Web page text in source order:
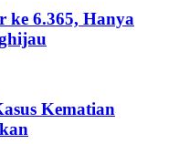
ke 6.365, Hanya
Kematian